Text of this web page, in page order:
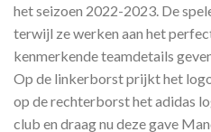
het seizoen 2022-2023. De
terwijl ze werken aan het
kenmerkende teamdetails
Op de linkerborst prijkt het
op de rechterborst het adidas
club en draag nu deze gave